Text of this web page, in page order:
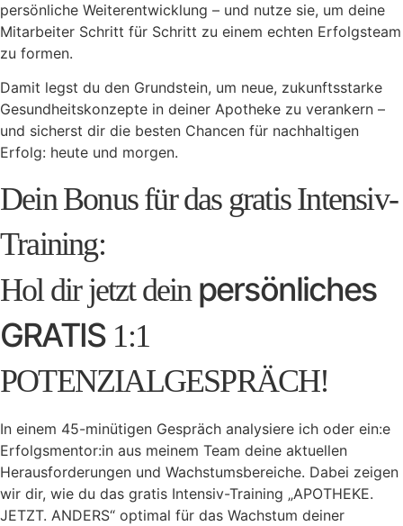
persönliche Weiterentwicklung – und nutze sie, um deine
Mitarbeiter Schritt für Schritt zu einem echten Erfolgsteam
zu formen.
Damit legst du den Grundstein, um neue, zukunftsstarke
Gesundheitskonzepte in deiner Apotheke zu verankern –
und sicherst dir die besten Chancen für nachhaltigen
Erfolg: heute und morgen.
Dein Bonus für das gratis Intensiv-
Training:
Hol dir jetzt dein persönliches
GRATIS 1:1
POTENZIALGESPRÄCH!
In einem 45-minütigen Gespräch analysiere ich oder ein:e
Erfolgsmentor:in aus meinem Team deine aktuellen
Herausforderungen und Wachstumsbereiche. Dabei zeigen
wir dir, wie du das gratis Intensiv-Training „APOTHEKE.
JETZT. ANDERS“ optimal für das Wachstum deiner